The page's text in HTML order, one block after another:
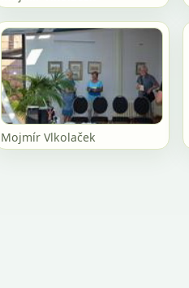
Mojmír Vlkolaček